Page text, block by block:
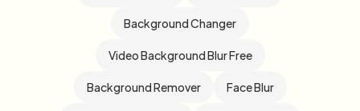
Background Changer
Video Background Blur Free
Background Remover Face Blur